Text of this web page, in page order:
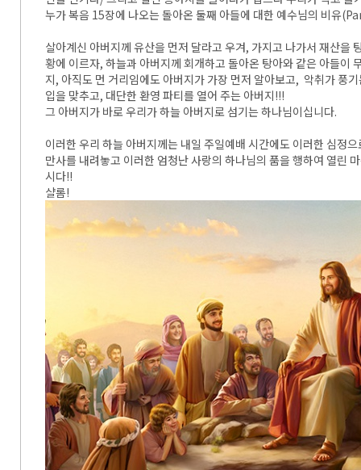
누가 복음 15장에 나오는 돌아온 둘째 아들에 대한 예수님의 비유
살아계신 아버지께 유산을 먼저 달라고 우겨, 가지고 나가서 재산을
황에 이르자, 하늘과 아버지께 회개하고 돌아온 탕아와 같은 아들이
지, 아직도 먼 거리임에도 아버지가 가장 먼저 알아보고, 악취가 풍
입을 맞추고, 대단한 환영 파티를 열어 주는 아버지!!!
그 아버지가 바로 우리가 하늘 아버지로 섬기는 하나님이십니다.
이러한 우리 하늘 아버지께는 내일 주일예배 시간에도 이러한 심정
만사를 내려놓고 이러한 엄청난 사랑의 하나님의 품을 행하여 열린
시다!!
샬롬!